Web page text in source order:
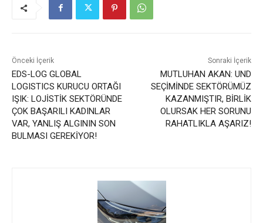
Önceki İçerik
EDS-LOG GLOBAL
LOGISTICS KURUCU ORTAĞI
IŞIK: LOJİSTİK SEKTÖRÜNDE
ÇOK BAŞARILI KADINLAR
VAR, YANLIŞ ALGININ SON
BULMASI GEREKİYOR!
Sonraki İçerik
MUTLUHAN AKAN: UND
SEÇİMİNDE SEKTÖRÜMÜZ
KAZANMIŞTIR, BİRLİK
OLURSAK HER SORUNU
RAHATLIKLA AŞARIZ!